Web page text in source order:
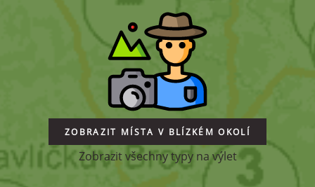
ZOBRAZIT MÍSTA V BLÍZKÉM OKOLÍ
Zobrazit všechny typy na výlet